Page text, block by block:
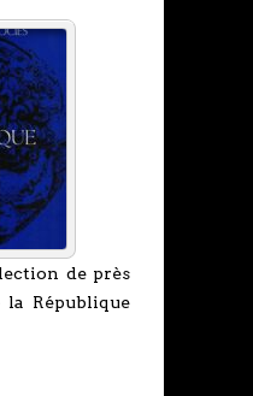
de près
République